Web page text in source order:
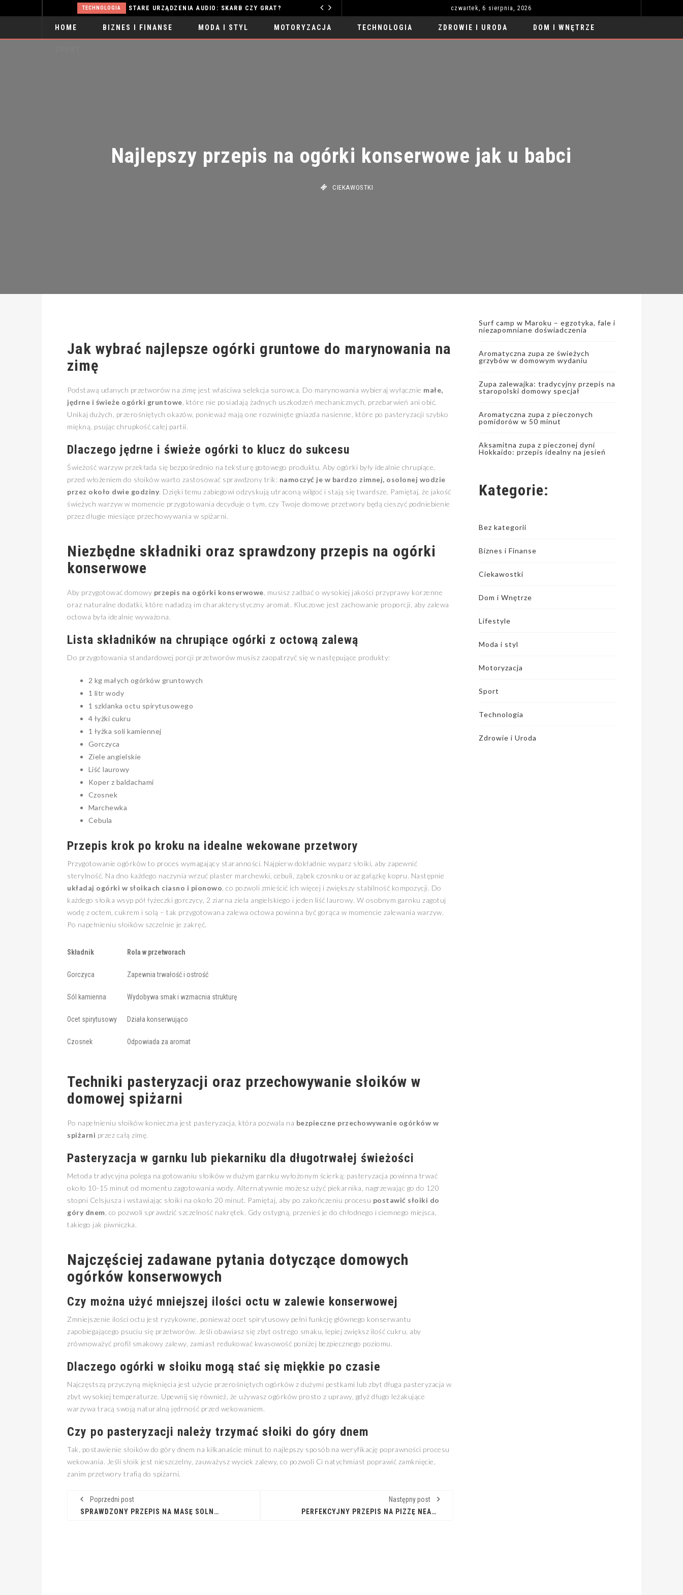
TECHNOLOGIA STARE URZĄDZENIA AUDIO: SKARB CZY GRAT? czwartek, 6 sierpnia, 2026
HOME BIZNES I FINANSE MODA I STYL MOTORYZACJA TECHNOLOGIA ZDROWIE I URODA DOM I WNĘTRZE
Najlepszy przepis na ogórki konserwowe jak u babci
Jak wybrać najlepsze ogórki gruntowe do marynowania na
zimę
Podstawą udanych przetworów na zimę jest właściwa selekcja surowca. Do marynowania wybieraj wyłącznie małe,
jędrne i świeże ogórki gruntowe , które nie posiadają żadnych uszkodzeń mechanicznych, przebarwień ani obić.
Unikaj dużych, przerośniętych okazów, ponieważ mają one rozwinięte gniazda nasienne, które po pasteryzacji szybko
miękną, psując chrupkość całej partii.
Dlaczego jędrne i świeże ogórki to klucz do sukcesu
Świeżość warzyw przekłada się bezpośrednio na teksturę gotowego produktu. Aby ogórki były idealnie chrupiące,
przed włożeniem do słoików warto zastosować sprawdzony trik: namoczyć je w bardzo zimnej, osolonej wodzie
przez około dwie godziny. Dzięki temu zabiegowi odzyskują utraconą wilgoć i stają się twardsze. Pamiętaj, że jakość
świeżych warzyw w momencie przygotowania decyduje o tym, czy Twoje domowe przetwory będą cieszyć podniebienie
przez długie miesiące przechowywania w spiżarni.
Niezbędne składniki oraz sprawdzony przepis na ogórki
konserwowe
Aby przygotować domowy przepis na ogórki konserwowe , musisz zadbać o wysokiej jakości przyprawy korzenne
oraz naturalne dodatki, które nadadzą im charakterystyczny aromat. Kluczowe jest zachowanie proporcji, aby zalewa
octowa była idealnie wyważona.
Lista składników na chrupiące ogórki z octową zalewą
Do przygotowania standardowej porcji przetworów musisz zaopatrzyć się w następujące produkty:
2 kg małych ogórków gruntowych
1 litr wody
1 szklanka octu spirytusowego
4 łyżki cukru
1 łyżka soli kamiennej
Gorczyca
Ziele angielskie
Liść laurowy
Koper z baldachami
Czosnek
Marchewka
Cebula
Przepis krok po kroku na idealne wekowane przetwory
Przygotowanie ogórków to proces wymagający staranności. Najpierw dokładnie wyparz słoiki, aby zapewnić
sterylność. Na dno każdego naczynia wrzuć plaster marchewki, cebuli, ząbek czosnku oraz gałązkę kopru. Następnie
układaj ogórki w słoikach ciasno i pionowo , co pozwoli zmieścić ich więcej i zwiększy stabilność kompozycji. Do
każdego słoika wsyp pół łyżeczki gorczycy, 2 ziarna ziela angielskiego i jeden liść laurowy. W osobnym garnku zagotuj
wodę z octem, cukrem i solą – tak przygotowana zalewa octowa powinna być gorąca w momencie zalewania warzyw.
Po napełnieniu słoików szczelnie je zakręć.
Składnik Rola w przetworach
Gorczyca Zapewnia trwałość i ostrość
Sól kamienna Wydobywa smak i wzmacnia strukturę
Ocet spirytusowy Działa konserwująco
Czosnek Odpowiada za aromat
Techniki pasteryzacji oraz przechowywanie słoików w
domowej spiżarni
Po napełnieniu słoików konieczna jest pasteryzacja, która pozwala na bezpieczne przechowywanie ogórków w
spiżarni przez całą zimę.
Pasteryzacja w garnku lub piekarniku dla długotrwałej świeżości
Metoda tradycyjna polega na gotowaniu słoików w dużym garnku wyłożonym ścierką; pasteryzacja powinna trwać
około 10-15 minut od momentu zagotowania wody. Alternatywnie możesz użyć piekarnika, nagrzewając go do 120
stopni Celsjusza i wstawiając słoiki na około 20 minut. Pamiętaj, aby po zakończeniu procesu postawić słoiki do
góry dnem , co pozwoli sprawdzić szczelność nakrętek. Gdy ostygną, przenieś je do chłodnego i ciemnego miejsca,
takiego jak piwniczka.
Najczęściej zadawane pytania dotyczące domowych
ogórków konserwowych
Czy można użyć mniejszej ilości octu w zalewie konserwowej
Zmniejszenie ilości octu jest ryzykowne, ponieważ ocet spirytusowy pełni funkcję głównego konserwantu
zapobiegającego psuciu się przetworów. Jeśli obawiasz się zbyt ostrego smaku, lepiej zwiększ ilość cukru, aby
zrównoważyć profil smakowy zalewy, zamiast redukować kwasowość poniżej bezpiecznego poziomu.
Dlaczego ogórki w słoiku mogą stać się miękkie po czasie
Najczęstszą przyczyną mięknięcia jest użycie przerośniętych ogórków z dużymi pestkami lub zbyt długa pasteryzacja w
zbyt wysokiej temperaturze. Upewnij się również, że używasz ogórków prosto z uprawy, gdyż długo leżakujące
warzywa tracą swoją naturalną jędrność przed wekowaniem.
Czy po pasteryzacji należy trzymać słoiki do góry dnem
Tak, postawienie słoików do góry dnem na kilkanaście minut to najlepszy sposób na weryfikację poprawności procesu
wekowania. Jeśli słoik jest nieszczelny, zauważysz wyciek zalewy, co pozwoli Ci natychmiast poprawić zamknięcie,
zanim przetwory trafią do spiżarni.
Poprzedni post
SPRAWDZONY PRZEPIS NA MASĘ SOLNĄ DO KREATYWNEJ ZABAWY Z DZIEĆMI
Następny post
PERFEKCYJNY PRZEPIS NA PIZZĘ NEAPOLITAŃSKĄ W TWOIM DOMU
Surf camp w Maroku – egzotyka, fale i
niezapomniane doświadczenia
Aromatyczna zupa ze świeżych
grzybów w domowym wydaniu
Zupa zalewajka: tradycyjny przepis na
staropolski domowy specjał
Aromatyczna zupa z pieczonych
pomidorów w 50 minut
Aksamitna zupa z pieczonej dyni
Hokkaido: przepis idealny na jesień
Kategorie:
Bez kategorii
Biznes i Finanse
Ciekawostki
Dom i Wnętrze
Lifestyle
Moda i styl
Motoryzacja
Sport
Technologia
Zdrowie i Uroda